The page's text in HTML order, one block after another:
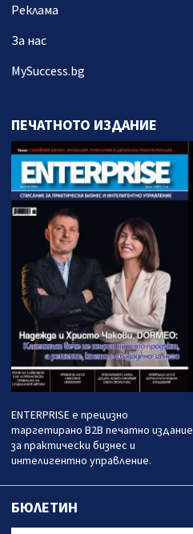
Реклама
За нас
MySuccess.bg
ПЕЧАТНОТО ИЗДАНИЕ
ENTERPRISE е прецизно
таргетирано B2B печатно издание
за практически бизнес и
интелигентно управление.
БЮЛЕТИН